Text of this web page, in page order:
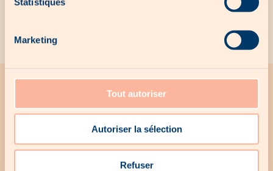
Marketing
Tout autoriser
Autoriser la sélection
Refuser
Aucun produit exclusif pour le moment...
Toute l'actualité Woodee
Recevez par mail toutes les promotions Woodee